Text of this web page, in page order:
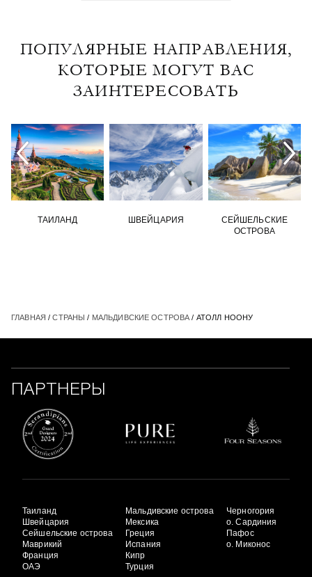
ПОПУЛЯРНЫЕ НАПРАВЛЕНИЯ,
КОТОРЫЕ МОГУТ ВАС
ЗАИНТЕРЕСОВАТЬ
ТАИЛАНД ШВЕЙЦАРИЯ
СЕЙШЕЛЬСКИЕ
ОСТРОВА
ГЛАВНАЯ /СТРАНЫ / МАЛЬДИВСКИЕ ОСТРОВА / АТОЛЛ НООНУ
ПАРТНЕРЫ
Таиланд
Швейцария
Сейшельские острова
Маврикий
Франция
ОАЭ
Мальдивские острова
Мексика
Греция
Испания
Кипр
Турция
Черногория
о. Сардиния
Пафос
о. Миконос